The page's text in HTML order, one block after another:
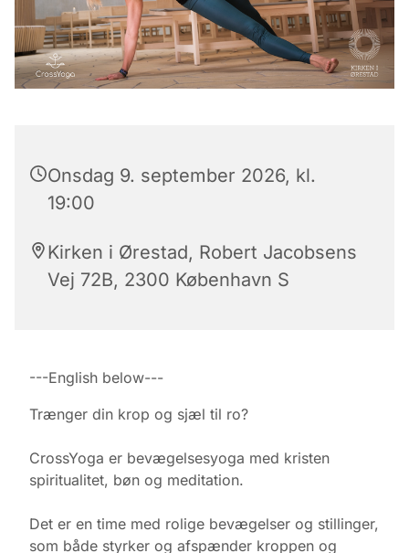
Onsdag 9. september 2026, kl.
19:00
Kirken i Ørestad, Robert Jacobsens
Vej 72B, 2300 København S
---English below---
Trænger din krop og sjæl til ro?
CrossYoga er bevægelsesyoga med kristen
spiritualitet, bøn og meditation.
Det er en time med rolige bevægelser og stillinger,
som både styrker og afspænder kroppen og